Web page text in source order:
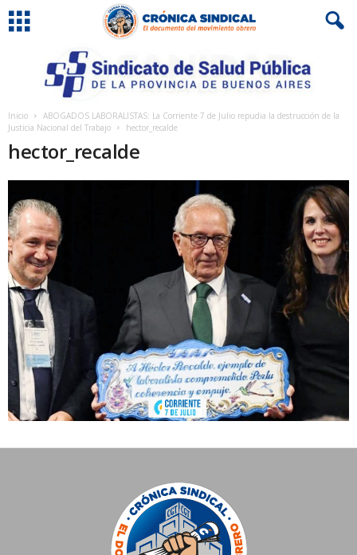
Inicio
ABOGADOS LABORALISTAS: La Corriente 7 de Julio repudia la destrucción de la
Justicia Nacional del Trabajo
hector_recalde
hector_recalde